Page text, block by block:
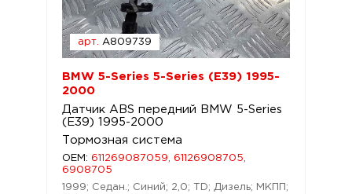
арт. A809739
BMW 5-Series 5-Series (E39) 1995-
2000
Датчик ABS передний BMW 5-Series
(E39) 1995-2000
Тормозная система
OEM: 611269087059, 61126908705,
6908705
1999; Седан.; Синий; 2,0; TD; Дизель; МКПП;